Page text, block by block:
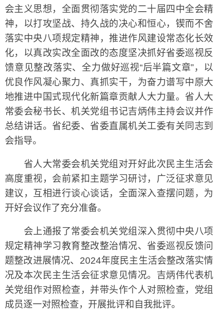
会主义思想，全面贯彻落实党的二十届四中全会精
神，以打攻坚战、持久战的决心和恒心，锲而不舍
落实中央八项规定精神，推进作风建设常态化长效
化，以真改实改全面改的态度坚决抓好省委巡视反
馈意见整改落实、全力做好巡视“后半篇文章”，以
优良作风凝心聚力、真抓实干，为奋力谱写中原大
地推进中国式现代化新篇章贡献人大力量。省人大
常委会秘书长、机关党组书记吉炳伟主持会议并作
总结讲话。省纪委、省委直属机关工委有关同志到
会指导。
省人大常委会机关党组对开好此次民主生活会
高度重视，会前紧扣主题学习研讨，广泛征求意见
建议，互相进行谈心谈话，全面深入查摆问题，为
开好会议作了充分准备。
会上通报了常委会机关党组深入贯彻中央八项
规定精神学习教育整改整治情况、省委巡视反馈问
题整改进展情况、2024年度民主生活会整改落实情
况及本次民主生活会征求意见情况。吉炳伟代表机
关党组作对照检查，并带头作个人对照检查，党组
成员逐一对照检查，开展批评和自我批评。